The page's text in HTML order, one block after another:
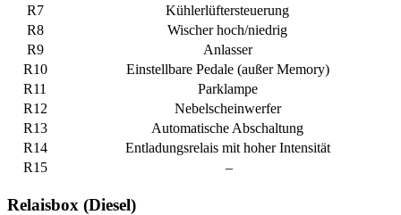
R7
Kühlerlüftersteuerung
R8
Wischer hoch/niedrig
R9
Anlasser
R10
Einstellbare Pedale (außer Memory)
R11
Parklampe
R12
Nebelscheinwerfer
R13
Automatische Abschaltung
R14
Entladungsrelais mit hoher Intensität
R15
–
Relaisbox (Diesel)